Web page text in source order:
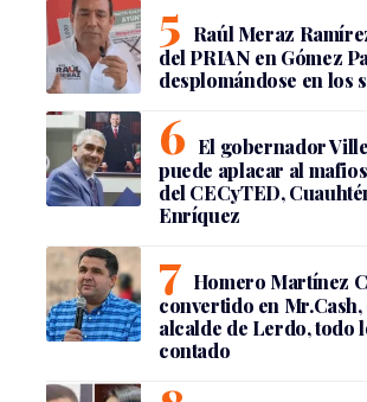
Raúl Meraz
del PRIAN en Gómez
desplomándose en los
El gobernador
puede aplacar al
del CECyTED,
Enríquez
Homero Martínez
convertido en Mr.Cash,
alcalde de Lerdo, todo
contado